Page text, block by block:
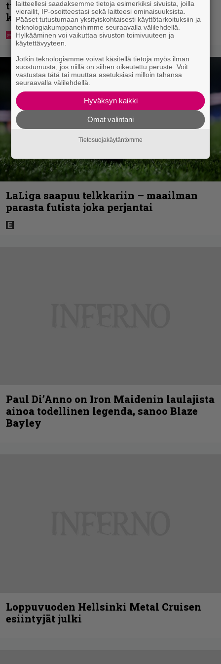
tyrmistyi äidistään otetusta
kansikuvasta
LaLiga saapuu telkkariin – maailman
parasta futista joka perjantai
Paul Di’Anno on Iron Maidenin laulajista
ainoa todellinen legenda, sanoo Blaze
Bayley
Loppuvuoden Hellsinki Metal Cruisen
esiintyjät julki
laitteellesi saadaksemme tietoja esimerkiksi sivuista, joilla
vierailit, IP-osoitteestasi sekä laitteesi ominaisuuksista.
Pääset tutustumaan yksityiskohtaisesti käyttötarkoituksiin ja
teknologiakumppaneihimme seuraavalla välilehdellä.
Hylkääminen voi vaikuttaa sivuston toimivuuteen ja
käytettävyyteen.
Jotkin teknologiamme voivat käsitellä tietoja myös ilman
suostumusta, jos niillä on siihen oikeutettu peruste. Voit
vastustaa tätä tai muuttaa asetuksiasi milloin tahansa
seuraavalla välilehdellä.
Hyväksyn kaikki
Omat valintani
Tietosuojakäytäntömme